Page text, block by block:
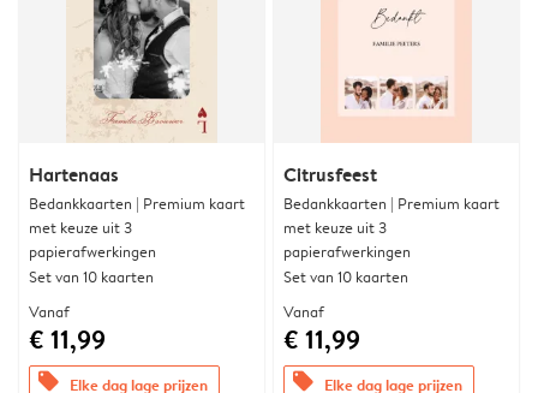
Hartenaas
Bedankkaarten | Premium kaart
met keuze uit 3
papierafwerkingen
Set van 10 kaarten
Vanaf
€ 11,99
offers Elke dag lage prijzen
Citrusfeest
Bedankkaarten | Premium kaart
met keuze uit 3
papierafwerkingen
Set van 10 kaarten
Vanaf
€ 11,99
offers Elke dag lage prijzen